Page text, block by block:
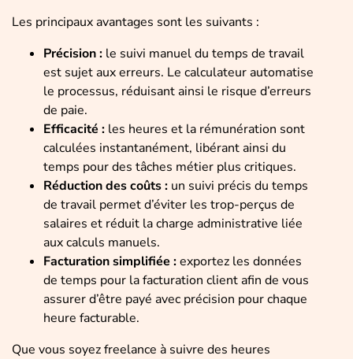
Les principaux avantages sont les suivants :
Précision : le suivi manuel du temps de travail
est sujet aux erreurs. Le calculateur automatise
le processus, réduisant ainsi le risque d’erreurs
de paie.
Efficacité : les heures et la rémunération sont
calculées instantanément, libérant ainsi du
temps pour des tâches métier plus critiques.
Réduction des coûts : un suivi précis du temps
de travail permet d’éviter les trop-perçus de
salaires et réduit la charge administrative liée
aux calculs manuels.
Facturation simplifiée :exportez les données
de temps pour la facturation client afin de vous
assurer d’être payé avec précision pour chaque
heure facturable.
Que vous soyez freelance à suivre des heures